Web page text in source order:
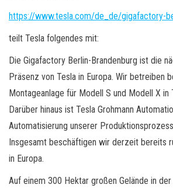
https://www.tesla.com/de_de/gigafactory-
teilt Tesla folgendes mit:
Die Gigafactory Berlin-Brandenburg ist die
Präsenz von Tesla in Europa. Wir betreiben
Montageanlage für Modell S und Modell X in
Darüber hinaus ist Tesla Grohmann
Automatisierung unserer
Insgesamt beschäftigen wir derzeit bereits
in Europa.
Auf einem 300 Hektar großen Gelände in der